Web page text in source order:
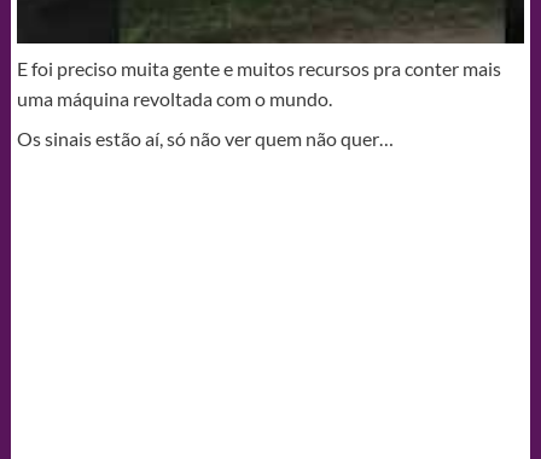
E foi preciso muita gente e muitos recursos pra conter mais
uma máquina revoltada com o mundo.
Os sinais estão aí, só não ver quem não quer…